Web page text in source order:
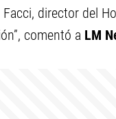
director del
comentó a LM